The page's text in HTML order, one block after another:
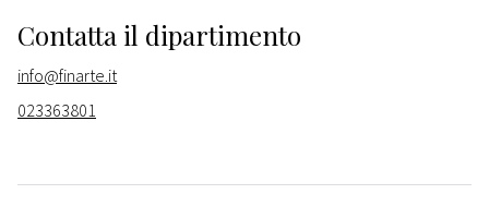
Contatta il dipartimento
info@finarte.it
023363801